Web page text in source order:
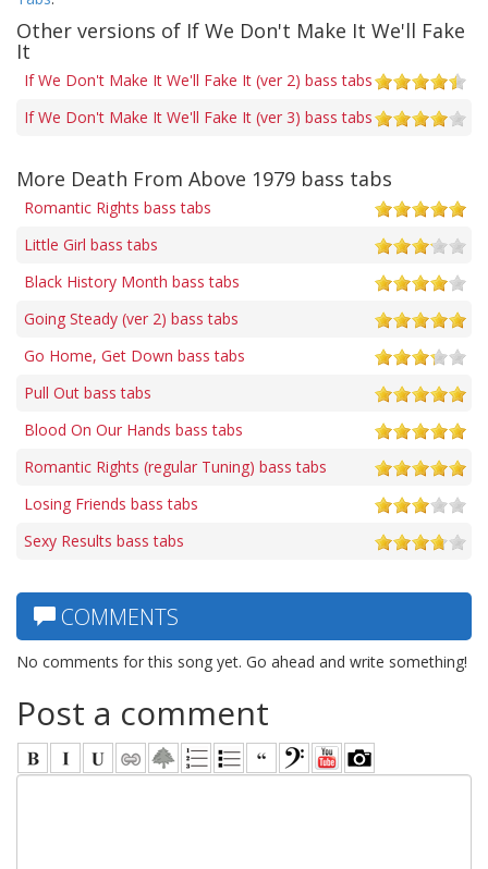
Other versions of If We Don't Make It We'll Fake
It
If We Don't Make It We'll Fake It (ver 2) bass tabs
If We Don't Make It We'll Fake It (ver 3) bass tabs
More Death From Above 1979 bass tabs
Romantic Rights bass tabs
Little Girl bass tabs
Black History Month bass tabs
Going Steady (ver 2) bass tabs
Go Home, Get Down bass tabs
Pull Out bass tabs
Blood On Our Hands bass tabs
Romantic Rights (regular Tuning) bass tabs
Losing Friends bass tabs
Sexy Results bass tabs
COMMENTS
No comments for this song yet. Go ahead and write something!
Post a comment